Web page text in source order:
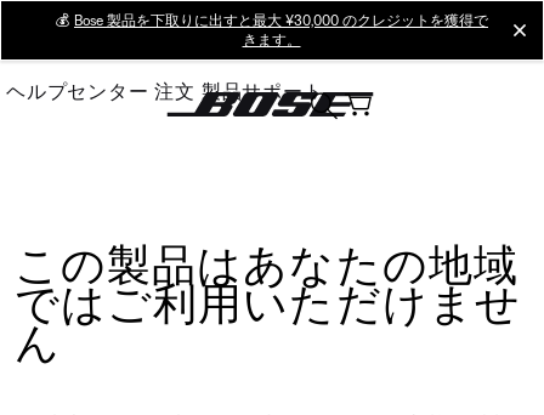
Main
💰 Bose 製品を下取りに出すと最大 ¥30,000 のクレジットを獲得で
きます。
ヘルプセンター 注文 製品サポート
この製品はあなたの地域
ではご利用いただけませ
ん